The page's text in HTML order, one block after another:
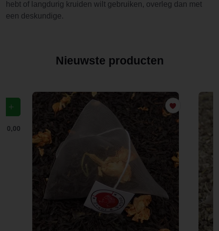
hebt of langdurig kruiden wilt gebruiken, overleg dan met
een deskundige.
Nieuwste producten
€ 0,00